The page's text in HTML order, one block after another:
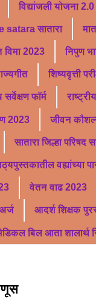
विद्यांजली योजना 2.0
सातारा
2023 निपुण
शिष्यवृत्ती
फॉर्म
2023 जीवन
सातारा जिल्हा
वह्यांच्या
वेतन वाढ 2023
आदर्श शिक्षक
बिल आता शालार्थ